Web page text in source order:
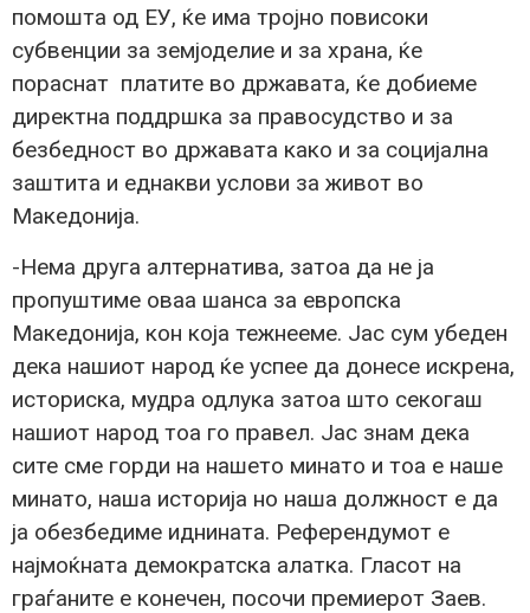
помошта од ЕУ, ќе има тројно повисоки
субвенции за земјоделие и за храна, ќе
пораснат платите во државата, ќе добиеме
директна поддршка за правосудство и за
безбедност во државата како и за социјална
заштита и еднакви услови за живот во
Македонија.
-Нема друга алтернатива, затоа да не ја
пропуштиме оваа шанса за европска
Македонија, кон која тежнееме. Јас сум убеден
дека нашиот народ ќе успее да донесе искрена,
историска, мудра одлука затоа што секогаш
нашиот народ тоа го правел. Јас знам дека
сите сме горди на нашето минато и тоа е наше
минато, наша историја но наша должност е да
ја обезбедиме иднината. Референдумот е
најмоќната демократска алатка. Гласот на
граѓаните е конечен, посочи премиерот Заев.